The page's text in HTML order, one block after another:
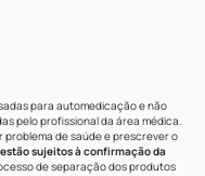
para automedicação e não
pelo profissional da área médica.
de saúde e prescrever o
sujeitos à confirmação da
de separação dos produtos